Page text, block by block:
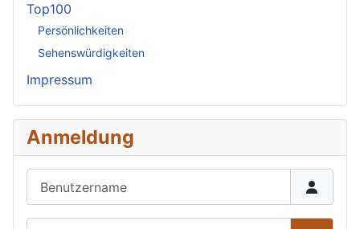
Top100
Persönlichkeiten
Sehenswürdigkeiten
Impressum
Anmeldung